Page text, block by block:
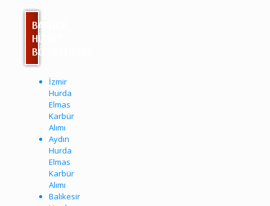
BAŞLICA
HİZMET
BÖLGELERİMİZ
İzmir
Hurda
Elmas
Karbür
Alımı
Aydın
Hurda
Elmas
Karbür
Alımı
Balıkesir